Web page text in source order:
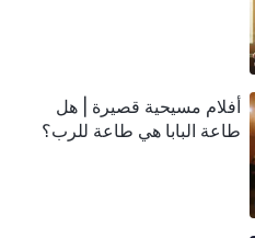
أفلام مسيحية قصيرة | هل
طاعة البابا هي طاعة للرب؟